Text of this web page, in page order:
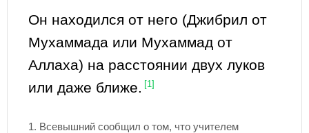
Он находился от него (Джибрил от
Мухаммада или Мухаммад от
Аллаха) на расстоянии двух луков
или даже ближе.
[1]
1. Всевышний сообщил о том, что учителем